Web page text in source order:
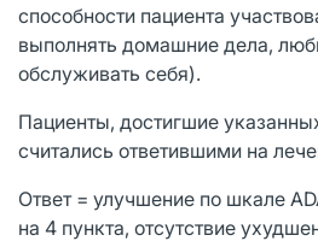
способности пациента
выполнять домашние дела,
обслуживать себя).
Пациенты, достигшие
считались ответившими на
Ответ = улучшение по шкале
на 4 пункта, отсутствие